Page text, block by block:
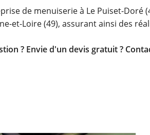
de menuiserie à Le Puiset-
et-Loire (49), assurant ainsi des
? Envie d'un devis gratuit ?